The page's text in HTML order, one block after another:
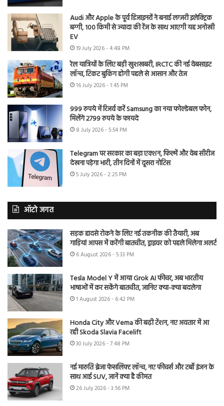
Audi और Apple के पूर्व डिजाइनरों ने बनाई लग्जरी इलेक्ट्रिक
बग्गी, 100 किमी से ज्यादा की रेंज के साथ आएगी यह अनोखी
EV
19 July 2026 - 4:48 PM
रेल यात्रियों के लिए बड़ी खुशखबरी, IRCTC की नई वेबसाइट
लॉन्च, टिकट बुकिंग होगी पहले से आसान और तेज
16 July 2026 - 1:45 PM
999 रुपये में रिजर्व करें Samsung का नया फोल्डेबल फोन,
मिलेंगे 2799 रुपये के फायदे
8 July 2026 - 5:54 PM
Telegram पर सरकार का बड़ा एक्शन, फिल्में और वेब सीरीज
देखना पड़ेगा भारी, तीन दिनों में दूसरा नोटिस
5 July 2026 - 2:25 PM
ऑटो जगत
सड़क हादसे रोकने के लिए नई तकनीक की तैयारी, अब
गाड़ियां आपस में करेंगी बातचीत, ड्राइवर को पहले मिलेगा अलर्ट
6 August 2026 - 5:33 PM
Tesla Model Y में आया Grok AI फीचर, अब भारतीय
भाषाओं में कर सकेंगे बातचीत, जानिए क्या-क्या बदलेगा
1 August 2026 - 6:42 PM
Honda City और Verna की बढ़ी टेंशन, नए अवतार में आ
रही Skoda Slavia Facelift
30 July 2026 - 7:48 PM
नई मारुति ब्रेजा फेसलिफ्ट लॉन्च, नए फीचर्स और टर्बो इंजन के
साथ आई SUV, जानें क्या है कीमत
26 July 2026 - 3:56 PM